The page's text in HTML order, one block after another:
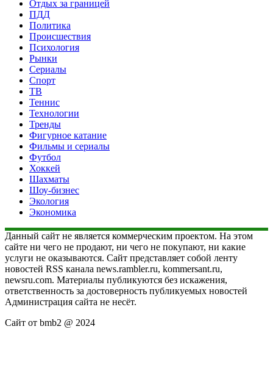
Отдых за границей
ПДД
Политика
Происшествия
Психология
Рынки
Сериалы
Спорт
ТВ
Теннис
Технологии
Тренды
Фигурное катание
Фильмы и сериалы
Футбол
Хоккей
Шахматы
Шоу-бизнес
Экология
Экономика
Данный сайт не является коммерческим проектом. На этом
сайте ни чего не продают, ни чего не покупают, ни какие
услуги не оказываются. Сайт представляет собой ленту
новостей RSS канала news.rambler.ru, kommersant.ru,
newsru.com. Материалы публикуются без искажения,
ответственность за достоверность публикуемых новостей
Администрация сайта не несёт.
Сайт от bmb2 @ 2024